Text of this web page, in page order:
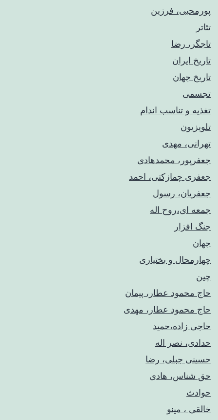
پورمحبی، فرزین
تئاتر
تاجگر، رضا
تاریخ ایران
تاریخ جهان
تجسمی
تغذیه و تناسب اندام
تلویزیون
تهرانی، مهدی
جعفرپور، محمدهادی
جعفری چمازکتی، احمد
جعفریان، رسول
جمعه ای،روح اله
جنگ افزار
جهان
چهارمحال و بختیاری
چین
حاج محمود عطار، پیمان
حاج محمود عطار، مهدی
حاجی زاده،حمید
حدادی، نصر اله
حسینی جبلی، رضا
حق شناس، هادی
حوادث
خالقی ، مینو